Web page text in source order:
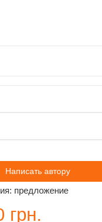
Написать автору
предложение
грн.